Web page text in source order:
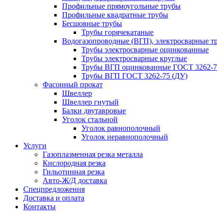
Профильные прямоугольные трубы
Профильные квадратные трубы
Бесшовные трубы
Трубы горячекатаные
Водогазопроводные (ВГП), электросварные
Трубы электросварные оцинкованные
Трубы электросварные круглые
Трубы ВГП оцинкованные ГОСТ 3262-
Трубы ВГП ГОСТ 3262-75 (ДУ)
Фасонный прокат
Швеллер
Швеллер гнутый
Балки двутавровые
Уголок стальной
Уголок равнополочный
Уголок неравнополочный
Услуги
Газоплазменная резка металла
Кислородная резка
Гильотинная резка
Авто-Ж/Д доставка
Спецпредложения
Доставка и оплата
Контакты